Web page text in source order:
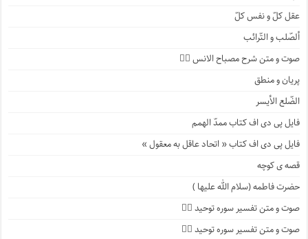
عقل کلّ و نفس کلّ
ألصّلب و التّرائب
صوت و متن شرح مصباح الانس ۹️⃣
پریان و منطق
الضّلع الأیسر
فایل پی دی اف کتاب ممدّ الهمم
فایل پی دی اف کتاب « اتحاد عاقل به معقول »
قصه ی کوچه
حضرت فاطمه (سلام الله علیها )
صوت و متن تفسیر سوره توحید ۴️⃣
صوت و متن تفسیر سوره توحید ۳️⃣